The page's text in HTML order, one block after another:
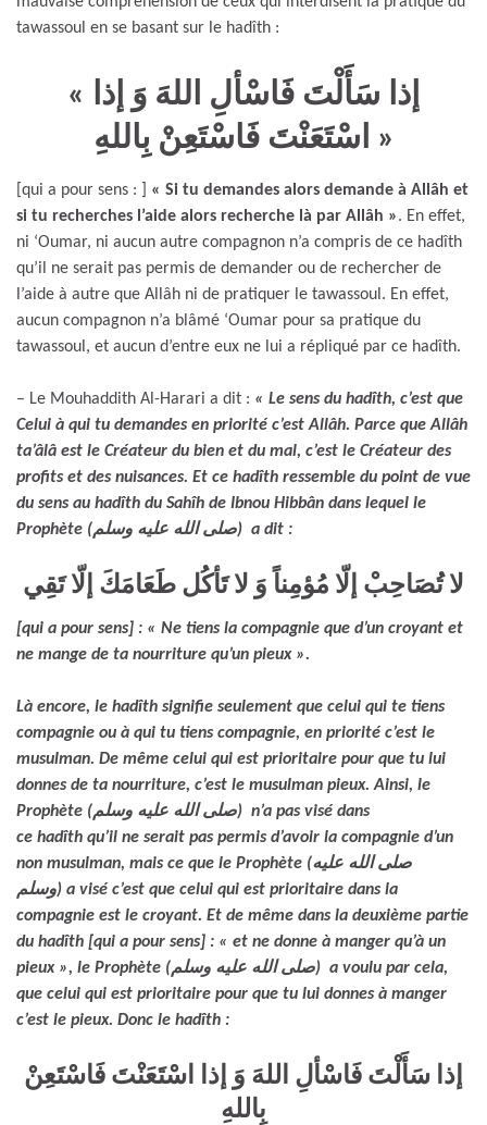
tawassoul en se basant sur le hadîth :
« إذا سَأَلْتَ فَاسْألِ اللهَ وَ إذا
اسْتَعَنْتَ فَاسْتَعِنْ بِاللهِ »
[qui a pour sens : ] « Si tu demandes alors demande à Allâh et
si tu recherches l’aide alors recherche là par Allâh ». En effet,
ni ‘Oumar, ni aucun autre compagnon n’a compris de ce hadîth
qu’il ne serait pas permis de demander ou de rechercher de
l’aide à autre que Allâh ni de pratiquer le tawassoul. En effet,
aucun compagnon n’a blâmé ‘Oumar pour sa pratique du
tawassoul, et aucun d’entre eux ne lui a répliqué par ce hadîth.
– Le Mouhaddith Al-Harari a dit : « Le sens du hadîth, c’est que
Celui à qui tu demandes en priorité c’est Allâh. Parce que Allâh
ta’âlâ est le Créateur du bien et du mal, c’est le Créateur des
profits et des nuisances. Et ce hadîth ressemble du point de vue
du sens au hadîth du Sahîh de Ibnou Hibbân dans lequel le
Prophète (صلى الله عليه وسلم) a dit :
لا تُصَاحِبْ إلّا مُؤمِناً وَ لا تَأكُل طَعَامَكَ إلّا تَقِي
[qui a pour sens] : « Ne tiens la compagnie que d’un croyant et
ne mange de ta nourriture qu’un pieux ».
Là encore, le hadîth signifie seulement que celui qui te tiens
compagnie ou à qui tu tiens compagnie, en priorité c’est le
musulman. De même celui qui est prioritaire pour que tu lui
donnes de ta nourriture, c’est le musulman pieux. Ainsi, le
Prophète (صلى الله عليه وسلم) n’a pas visé dans
ce hadîth qu’il ne serait pas permis d’avoir la compagnie d’un
non musulman, mais ce que le Prophète (صلى الله عليه
وسلم) a visé c’est que celui qui est prioritaire dans la
compagnie est le croyant. Et de même dans la deuxième partie
du hadîth [qui a pour sens] : « et ne donne à manger qu’à un
pieux », le Prophète (صلى الله عليه وسلم) a voulu par cela,
que celui qui est prioritaire pour que tu lui donnes à manger
c’est le pieux. Donc le hadîth :
إذا سَأَلْتَ فَاسْألِ اللهَ وَ إذا اسْتَعَنْتَ فَاسْتَعِنْ
بِاللهِ